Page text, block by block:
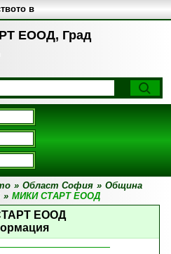
ЕООД, Град
в
» Област София » Община
» МИКИ СТАРТ ЕООД
ЕООД